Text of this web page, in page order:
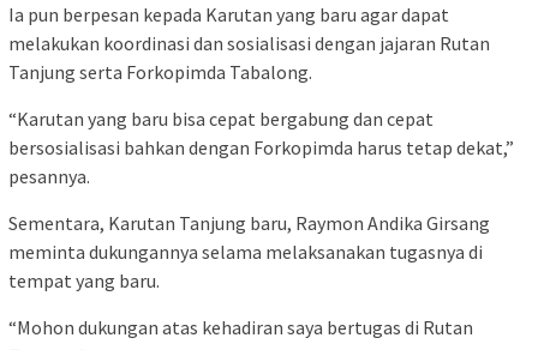
Ia pun berpesan kepada Karutan yang baru agar dapat
melakukan koordinasi dan sosialisasi dengan jajaran Rutan
Tanjung serta Forkopimda Tabalong.
“Karutan yang baru bisa cepat bergabung dan cepat
bersosialisasi bahkan dengan Forkopimda harus tetap dekat,”
pesannya.
Sementara, Karutan Tanjung baru, Raymon Andika Girsang
meminta dukungannya selama melaksanakan tugasnya di
tempat yang baru.
“Mohon dukungan atas kehadiran saya bertugas di Rutan